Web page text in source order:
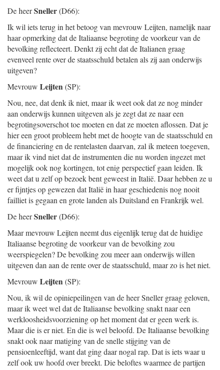
De heerSneller(D66):
Ik wil iets terug in het betoog van mevrouw Leijten, namelijk naar
haar opmerking dat de Italiaanse begroting de voorkeur van de
bevolking reflecteert. Denkt zij echt dat de Italianen graag
evenveel rente over de staatsschuld betalen als zij aan onderwijs
uitgeven?
Mevrouw Leijten(SP):
Nou, nee, dat denk ik niet, maar ik weet ook dat ze nog minder
aan onderwijs kunnen uitgeven als je zegt dat ze naar een
begrotingsoverschot toe moeten en dat ze moeten aflossen. Dat je
hier een groot probleem hebt met de hoogte van de staatsschuld en
de financiering en de rentelasten daarvan, zal ik meteen toegeven,
maar ik vind niet dat de instrumenten die nu worden ingezet met
mogelijk ook nog kortingen, tot enig perspectief gaan leiden. Ik
weet dat u zelf op bezoek bent geweest in Italië. Daar hebben ze u
er fijntjes op gewezen dat Italië in haar geschiedenis nog nooit
failliet is gegaan en grote landen als Duitsland en Frankrijk wel.
De heerSneller(D66):
Maar mevrouw Leijten neemt dus eigenlijk terug dat de huidige
Italiaanse begroting de voorkeur van de bevolking zou
weerspiegelen? De bevolking zou meer aan onderwijs willen
uitgeven dan aan de rente over de staatsschuld, maar zo is het niet.
Mevrouw Leijten(SP):
Nou, ik wil de opiniepeilingen van de heer Sneller graag geloven,
maar ik weet wel dat de Italiaanse bevolking snakt naar een
werkloosheidsvoorziening op het moment dat er geen werk is.
Maar die is er niet. En die is wel beloofd. De Italiaanse bevolking
snakt ook naar matiging van de snelle stijging van de
pensioenleeftijd, want dat ging daar nogal rap. Dat is iets waar u
zelf ook uw hoofd over breekt. Die beloftes waarmee de partijen